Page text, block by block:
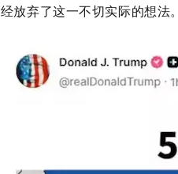
放弃了这一不切实际的想法。